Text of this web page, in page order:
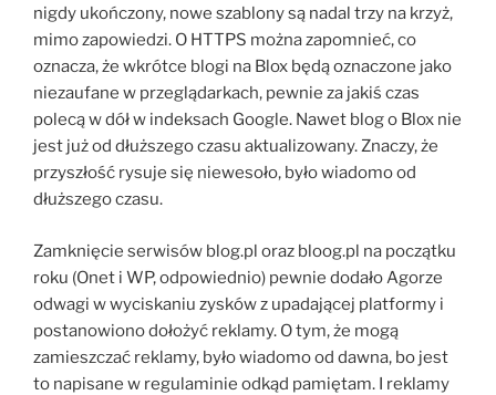
nigdy ukończony, nowe szablony są nadal trzy na krzyż,
mimo zapowiedzi. O HTTPS można zapomnieć, co
oznacza, że wkrótce blogi na Blox będą oznaczone jako
niezaufane w przeglądarkach, pewnie za jakiś czas
polecą w dół w indeksach Google. Nawet blog o Blox nie
jest już od dłuższego czasu aktualizowany. Znaczy, że
przyszłość rysuje się niewesoło, było wiadomo od
dłuższego czasu.
Zamknięcie serwisów blog.pl oraz bloog.pl na początku
roku (Onet i WP, odpowiednio) pewnie dodało Agorze
odwagi w wyciskaniu zysków z upadającej platformy i
postanowiono dołożyć reklamy. O tym, że mogą
zamieszczać reklamy, było wiadomo od dawna, bo jest
to napisane w regulaminie odkąd pamiętam. I reklamy